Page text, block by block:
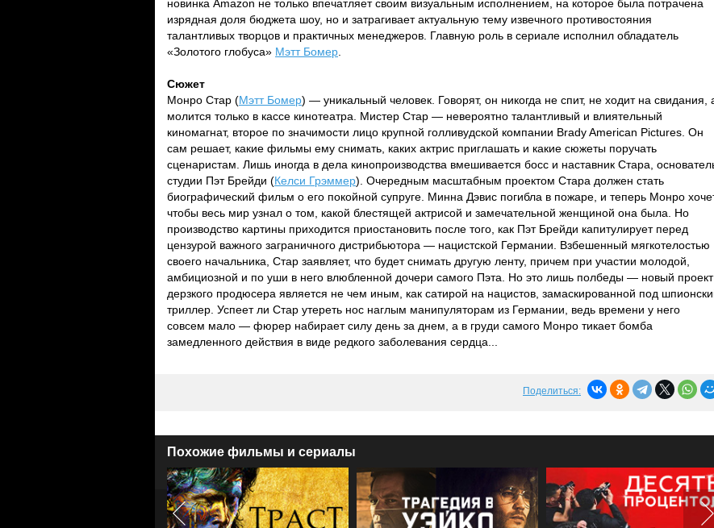
новинка Amazon не только впечатляет своим визуальным исполнением, на которое была потрачена
изрядная доля бюджета шоу, но и затрагивает актуальную тему извечного противостояния
талантливых творцов и практичных менеджеров. Главную роль в сериале исполнил обладатель
«Золотого глобуса» Мэтт Бомер
Сюжет
Монро Стар (Мэтт Бомер) — уникальный человек. Говорят, он никогда не спит, не ходит на свидания,
молится только в кассе кинотеатра. Мистер Стар — невероятно талантливый и влиятельный
киномагнат, второе по значимости лицо крупной голливудской компании Brady American Pictures. Он
сам решает, какие фильмы ему снимать, каких актрис приглашать и какие сюжеты поручать
сценаристам. Лишь иногда в дела кинопроизводства вмешивается босс и наставник Стара,
студии Пэт Брейди (Келси Грэммер). Очередным масштабным проектом Стара должен стать
биографический фильм о его покойной супруге. Минна Дэвис погибла в пожаре, и теперь Монро
чтобы весь мир узнал о том, какой блестящей актрисой и замечательной женщиной она была. Но
производство картины приходится приостановить после того, как Пэт Брейди капитулирует перед
цензурой важного заграничного дистрибьютора — нацистской Германии. Взбешенный мягкотелостью
своего начальника, Стар заявляет, что будет снимать другую ленту, причем при участии молодой,
амбициозной и по уши в него влюбленной дочери самого Пэта. Но это лишь полбеды — новый проект
дерзкого продюсера является не чем иным, как сатирой на нацистов, замаскированной под
триллер. Успеет ли Стар утереть нос наглым манипуляторам из Германии, ведь времени у него
совсем мало — фюрер набирает силу день за днем, а в груди самого Монро тикает бомба
замедленного действия в виде редкого заболевания сердца...
Поделиться:
Похожие фильмы и сериалы